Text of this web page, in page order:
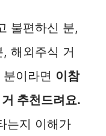
불편하신 분,
해외주식 거
이라면 이참
추천드려요.
는지 이해가